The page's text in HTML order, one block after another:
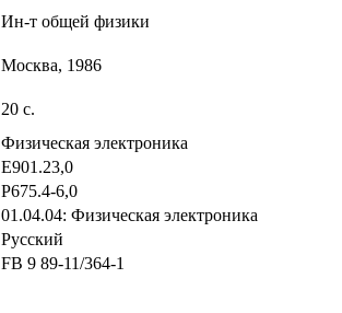
Ин-т общей физики
Москва, 1986
20 с.
Физическая электроника
Е901.23,0
Р675.4-6,0
01.04.04: Физическая электроника
Русский
FB 9 89-11/364-1